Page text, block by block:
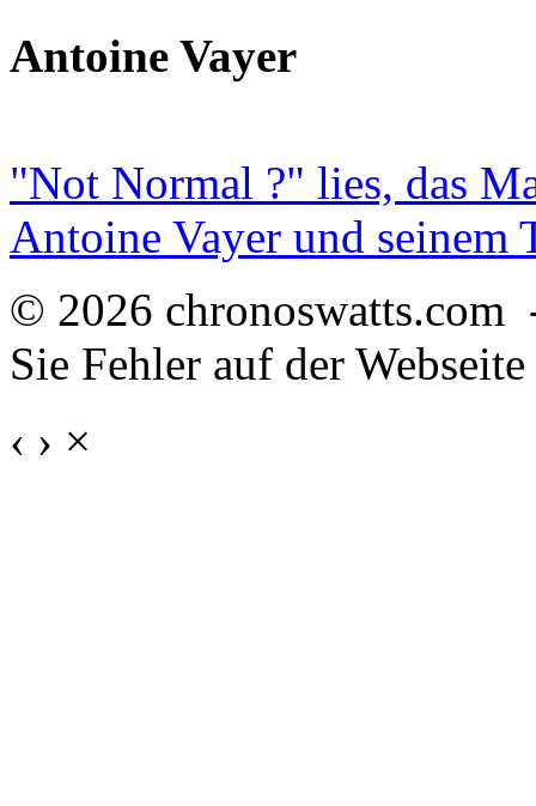
Antoine Vayer
"Not Normal ?" lies, das
Antoine Vayer und seinem
© 2026
Sie Fehler auf der
‹ › ×